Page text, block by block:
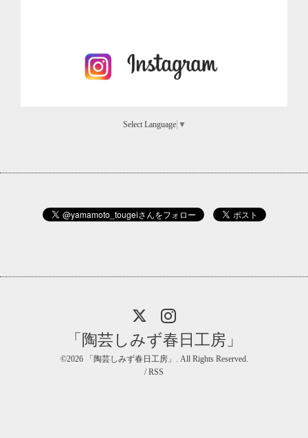
Select Language ▼
「陶芸しみず春日工房」
©2026 「陶芸しみず春日工房」
. All Rights Reserved.
/RSS